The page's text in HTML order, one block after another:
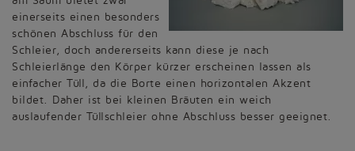
einerseits einen besonders
schönen Abschluss für den
Schleier, doch andererseits kann diese je nach
Schleierlänge den Körper kürzer erscheinen lassen als
einfacher Tüll, da die Borte einen horizontalen Akzent
bildet. Daher ist bei kleinen Bräuten ein weich
auslaufender Tüllschleier ohne Abschluss besser geeignet.